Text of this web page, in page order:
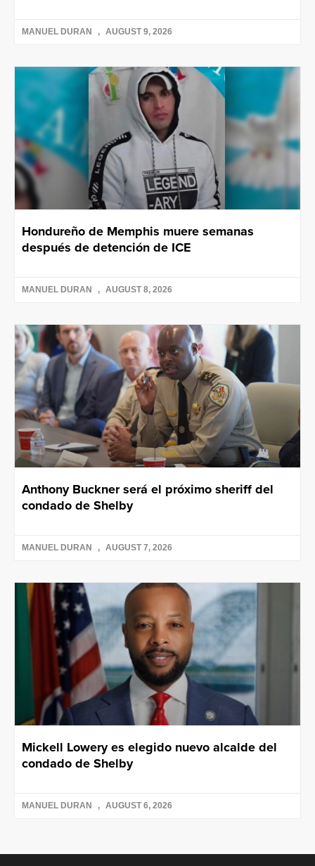
MANUEL DURAN AUGUST 9, 2026
Hondureño de Memphis muere semanas
después de detención de ICE
MANUEL DURAN AUGUST 8, 2026
Anthony Buckner será el próximo sheriff del
condado de Shelby
MANUEL DURAN AUGUST 7, 2026
Mickell Lowery es elegido nuevo alcalde del
condado de Shelby
MANUEL DURAN AUGUST 6, 2026